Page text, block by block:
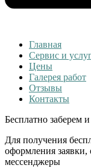
Главная
Сервис и
Цены
Галерея работ
Отзывы
Контакты
Бесплатно заберем
Для получения
оформления заявки,
мессенджеры